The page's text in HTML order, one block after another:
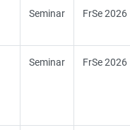
Seminar FrSe 2026
Seminar FrSe 2026